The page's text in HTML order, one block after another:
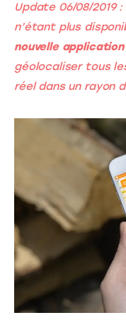
Update 06/08/2019
n’étant plus
nouvelle application
géolocaliser tous
réel dans un rayon